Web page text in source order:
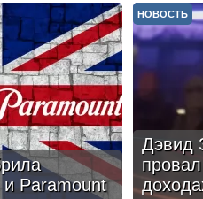
Paramount
Дэвид
НОВОСТЬ